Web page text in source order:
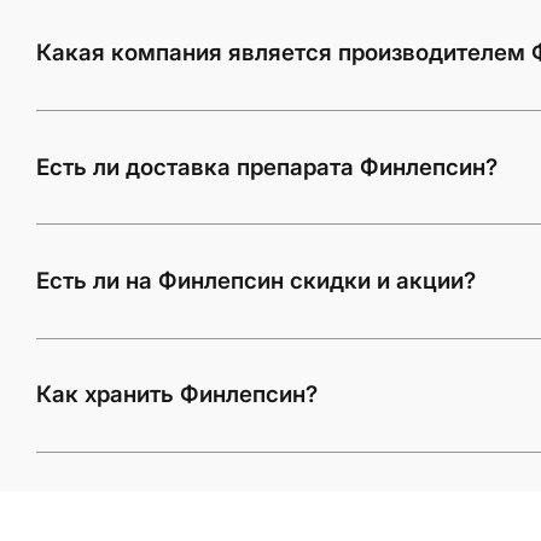
Какая компания является производителем
Есть ли доставка препарата Финлепсин?
Есть ли на Финлепсин скидки и акции?
Как хранить Финлепсин?